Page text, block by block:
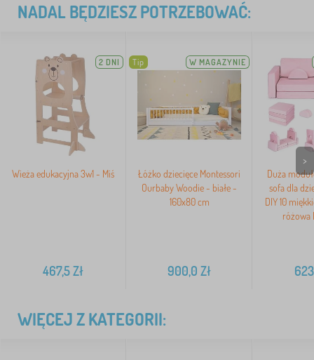
NADAL BĘDZIESZ POTRZEBOWAĆ:
2 DNI
Wieża edukacyjna 3w1 - Miś
467,5Zł
Tip W MAGAZYNIE
Łóżko dziecięce Montessori
Ourbaby Woodie - białe -
160x80 cm
900,0 Zł
Duża
sofa dla
DIY 10
różowa
>
WIĘCEJ Z KATEGORII: